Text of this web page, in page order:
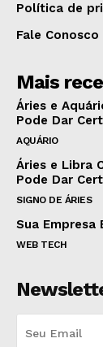
Política de
Fale Conosco
Mais
Áries e
Pode Dar
AQUÁRIO
Áries e Libra
Pode Dar
SIGNO DE ÁRIES
Sua Empresa
WEB TECH